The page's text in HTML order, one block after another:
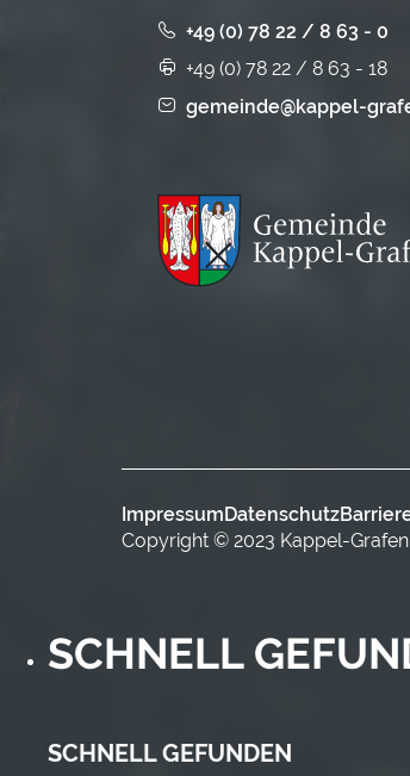
+49 (0) 78 22 / 8 63 - 0
+49 (0) 78 22 / 8 63 - 18
gemeinde@kappel-
ImpressumDatenschutz
Copyright © 2023 Kappel-
SCHNELL
SCHNELL GEFUNDEN